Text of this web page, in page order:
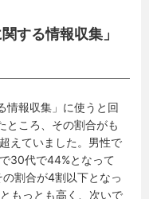
する情報収集」
情報収集」に使うと回
ところ、その割合がも
えていました。男性で
30代で44%となって
割合が4割以下となっ
もっとも高く、次いで